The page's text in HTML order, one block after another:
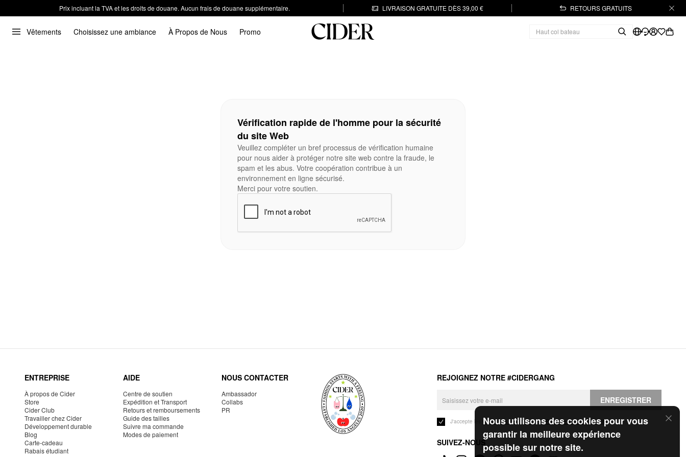
Prix incluant la TVA et les droits de douane. Aucun frais de douane supplémentaire. LIVRAISON GRATUITE DÈS 39,00 € RETOURS GRATUITS
Vêtements Choisissez une ambiance À Propos de Nous Promo
Nous utilisons des cookies pour vous
garantir la meilleure expérience
possible sur notre site.
Vérification rapide de l'homme pour la sécurité
du site Web
Veuillez compléter un bref processus de vérification humaine
pour nous aider à protéger notre site web contre la fraude, le
spam et les abus. Votre coopération contribue à un
environnement en ligne sécurisé.
Merci pour votre soutien.
ENTREPRISE
À propos de Cider
Store
Cider Club
Travailler chez Cider
Développement durable
Blog
Carte-cadeau
Rabais étudiant
AIDE
Centre de soutien
Expédition et Transport
Retours et remboursements
Guide des tailles
Suivre ma commande
Modes de paiement
NOUS CONTACTER
Ambassador
Collabs
PR
REJOIGNEZ NOTRE #CIDERGANG
ENREGISTRER
J'accepte les Conditions généraleset laPolitique de confidentialité.
SUIVEZ-NOUS